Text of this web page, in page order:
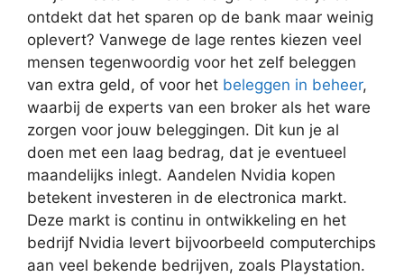
ontdekt dat het sparen op de bank maar weinig
oplevert? Vanwege de lage rentes kiezen veel
mensen tegenwoordig voor het zelf beleggen
van extra geld, of voor het beleggen in beheer,
waarbij de experts van een broker als het ware
zorgen voor jouw beleggingen. Dit kun je al
doen met een laag bedrag, dat je eventueel
maandelijks inlegt. Aandelen Nvidia kopen
betekent investeren in de electronica markt.
Deze markt is continu in ontwikkeling en het
bedrijf Nvidia levert bijvoorbeeld computerchips
aan veel bekende bedrijven, zoals Playstation.